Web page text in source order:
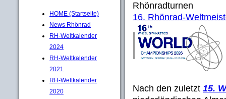
HOME (Startseite)
News Rhönrad
RH-Weltkalender
2024
RH-Weltkalender
2021
RH-Weltkalender
2020
Rhönradturnen
16. Rhönrad-
Nach den zuletzt 15.